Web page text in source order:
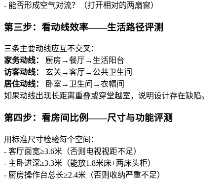
- 能否形成空气对流？（打开相对的两扇窗）
第三步：看动线效率——生活路径评测
三条主要动线应互不交叉：
家务动线：
厨房→餐厅→生活阳台
访客动线：
玄关→客厅→公共卫生间
居住动线：
卧室→卫生间→衣帽间
如果动线出现长距离重叠或穿堂越室，说明设计存在缺陷。
第四步：看房间比例——尺寸与功能评测
用标准尺寸检验每个空间：
- 客厅面宽≥3.6米（否则电视视距不足）
- 主卧进深≥3.3米（能放1.8米床+两床头柜）
- 厨房操作台总长≥2.4米（否则收纳严重不足）